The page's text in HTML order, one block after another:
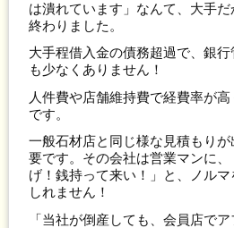
は潰れています」なんて、大手
終わりました。
大手程借入金の債務超過で、銀
も少なくありません！
人件費や店舗維持費で経費率が
です。
一般石材店と同じ様な見積もり
要です。その会社は営業マンに
げ！銭持って来い！」と、ノル
しれません！
「当社が倒産しても、会員店で